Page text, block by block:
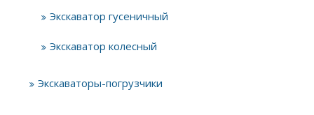
Экскаватор гусеничный
Экскаватор колесный
Экскаваторы-погрузчики